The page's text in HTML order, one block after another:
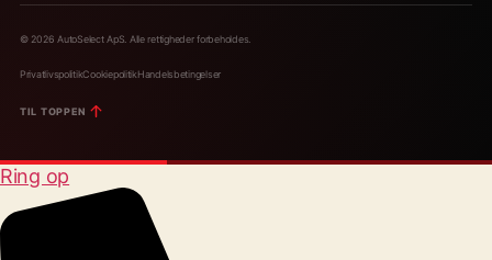
© 2026 AutoSelect ApS. Alle rettigheder forbeholdes.
PrivatlivspolitikCookiepolitikHandelsbetingelser
TIL TOPPEN
Ring op